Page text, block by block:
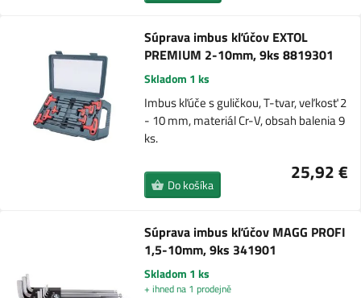
Súprava imbus kľúčov EXTOL
PREMIUM 2-10mm, 9ks 8819301
Skladom 1 ks
Imbus kľúče s guličkou, T-tvar, veľkosť 2
- 10 mm, materiál Cr-V, obsah balenia 9
ks.
25,92 €
Do košíka
Súprava imbus kľúčov MAGG PROFI
1,5-10mm, 9ks 341901
Skladom 1 ks
+ ihned na 1 prodejně